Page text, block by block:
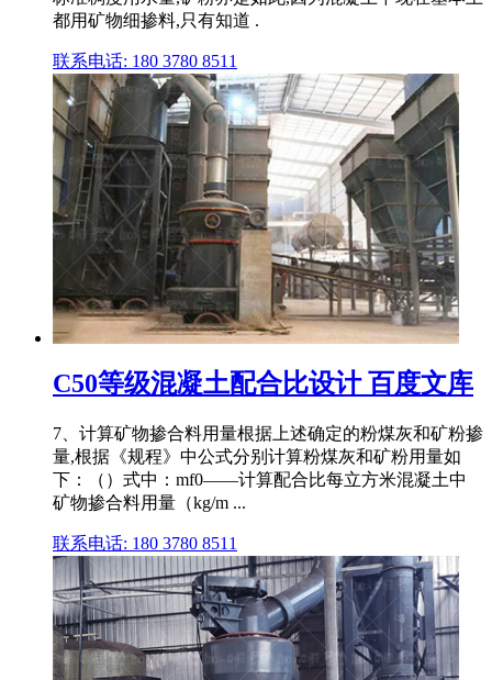
都用矿物细掺料,只有知道 .
联系电话: 180 3780 8511
C50等级混凝土配合比设计 百度文库
7、计算矿物掺合料用量根据上述确定的粉煤灰和矿粉掺
量,根据《规程》中公式分别计算粉煤灰和矿粉用量如
下：（）式中：mf0——计算配合比每立方米混凝土中
矿物掺合料用量（kg/m ...
联系电话: 180 3780 8511